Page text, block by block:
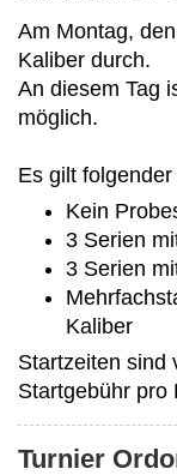
Am Montag,
Kaliber durch.
An diesem Tag
möglich.
Es gilt
Kein
3 Serien
3 Serien
Kaliber
Startzeiten sind
Startgebühr pro
Turnier